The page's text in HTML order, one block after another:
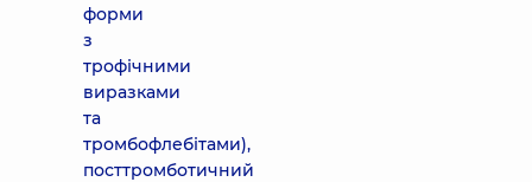
форми
з
трофічними
виразками
та
тромбофлебітами),
посттромботичний